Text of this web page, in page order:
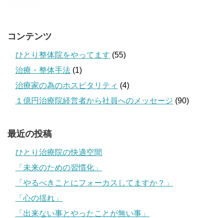
コンテンツ
ひとり整体院をやってます (55)
治療・整体手法 (1)
治療家の為のホスピタリティ (4)
１億円治療院経営者から社員へのメッセージ (90)
最近の投稿
ひとり治療院の快適空間
「未来のための習慣化」
「やるべきことにフォーカスしてますか？」
「心の揺れ」
「出来ない事とやったことが無い事」